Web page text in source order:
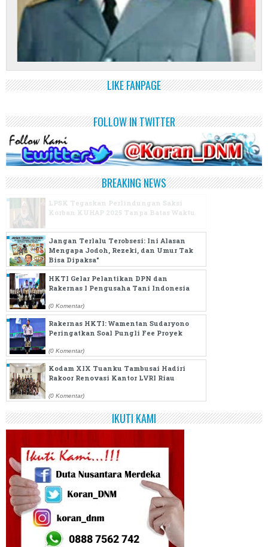
LIKE FANPAGE
FOLLOW IN TWITTER
BREAKING NEWS
LPSK Tegaskan Perlindungan Saksi
Korban KUHAP 2025 Tanpa Batas Waktu
Jangan Terlalu Terobsesi: Ini Alasan
Mengapa Jodoh, Rezeki, dan Umur Tak
Bisa Dipaksa"
(0 Komentar) HKTI Gelar Pelantikan DPN dan
Rakernas I Pengusaha Tani Indonesia
(0 Komentar)
Rakernas HKTI: Wamentan Sudaryono
Peringatkan Soal Pungli Fee Proyek
(0 Komentar)
Kodam XIX Tuanku Tambusai Hadiri
Rakoor Renovasi Kantor LVRI Riau
(0 Komentar)
IKUTI KAMI